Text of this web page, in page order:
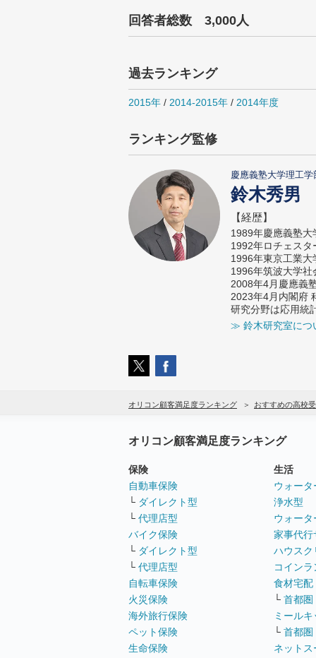
回答者総数 3,000人
過去ランキング
2015年 / 2014-2015年 / 2014年度
ランキング監修
慶應義塾大学理工
鈴木秀男
【経歴】
1989年慶應義塾
1992年ロチェス
1996年東京工業
1996年筑波大学
2008年4月慶應義
2023年4月内閣府
研究分野は応用統
≫ 鈴木研究室につ
オリコン顧客満足度ランキング おすすめの高校
オリコン顧客満足度ランキング
保険
自動車保険
└ ダイレクト型
└ 代理店型
バイク保険
└ ダイレクト型
└ 代理店型
自転車保険
火災保険
海外旅行保険
ペット保険
生命保険
生活
ウォー
浄水型
ウォー
家事代行
ハウスク
コイン
食材宅配
└ 首都圏
ミールキ
└ 首都圏
ネットス